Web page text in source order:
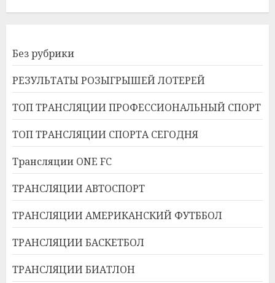
Без рубрики
РЕЗУЛЬТАТЫ РОЗЫГРЫШЕЙ ЛОТЕРЕЙ
ТОП ТРАНСЛЯЦИИ ПРОФЕССИОНАЛЬНЫЙ СПОРТ
ТОП ТРАНСЛЯЦИИ СПОРТА СЕГОДНЯ
Трансляции ONE FC
ТРАНСЛЯЦИИ АВТОСПОРТ
ТРАНСЛЯЦИИ АМЕРИКАНСКИЙ ФУТББОЛ
ТРАНСЛЯЦИИ БАСКЕТБОЛ
ТРАНСЛЯЦИИ БИАТЛОН